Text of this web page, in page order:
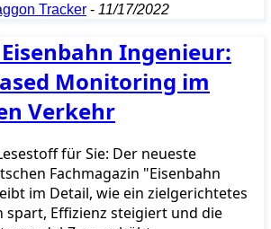
Tracker - 11/17/2022
Ingenieur:
Monitoring im
Verkehr
für Sie: Der neueste
Fachmagazin "Eisenbahn
im Detail, wie ein zielgerichtetes
Effizienz steigiert und die